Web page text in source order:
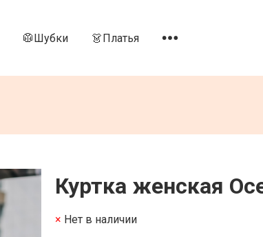
🥼Шубки 👗Платья
Куртка женская
Нет в наличии